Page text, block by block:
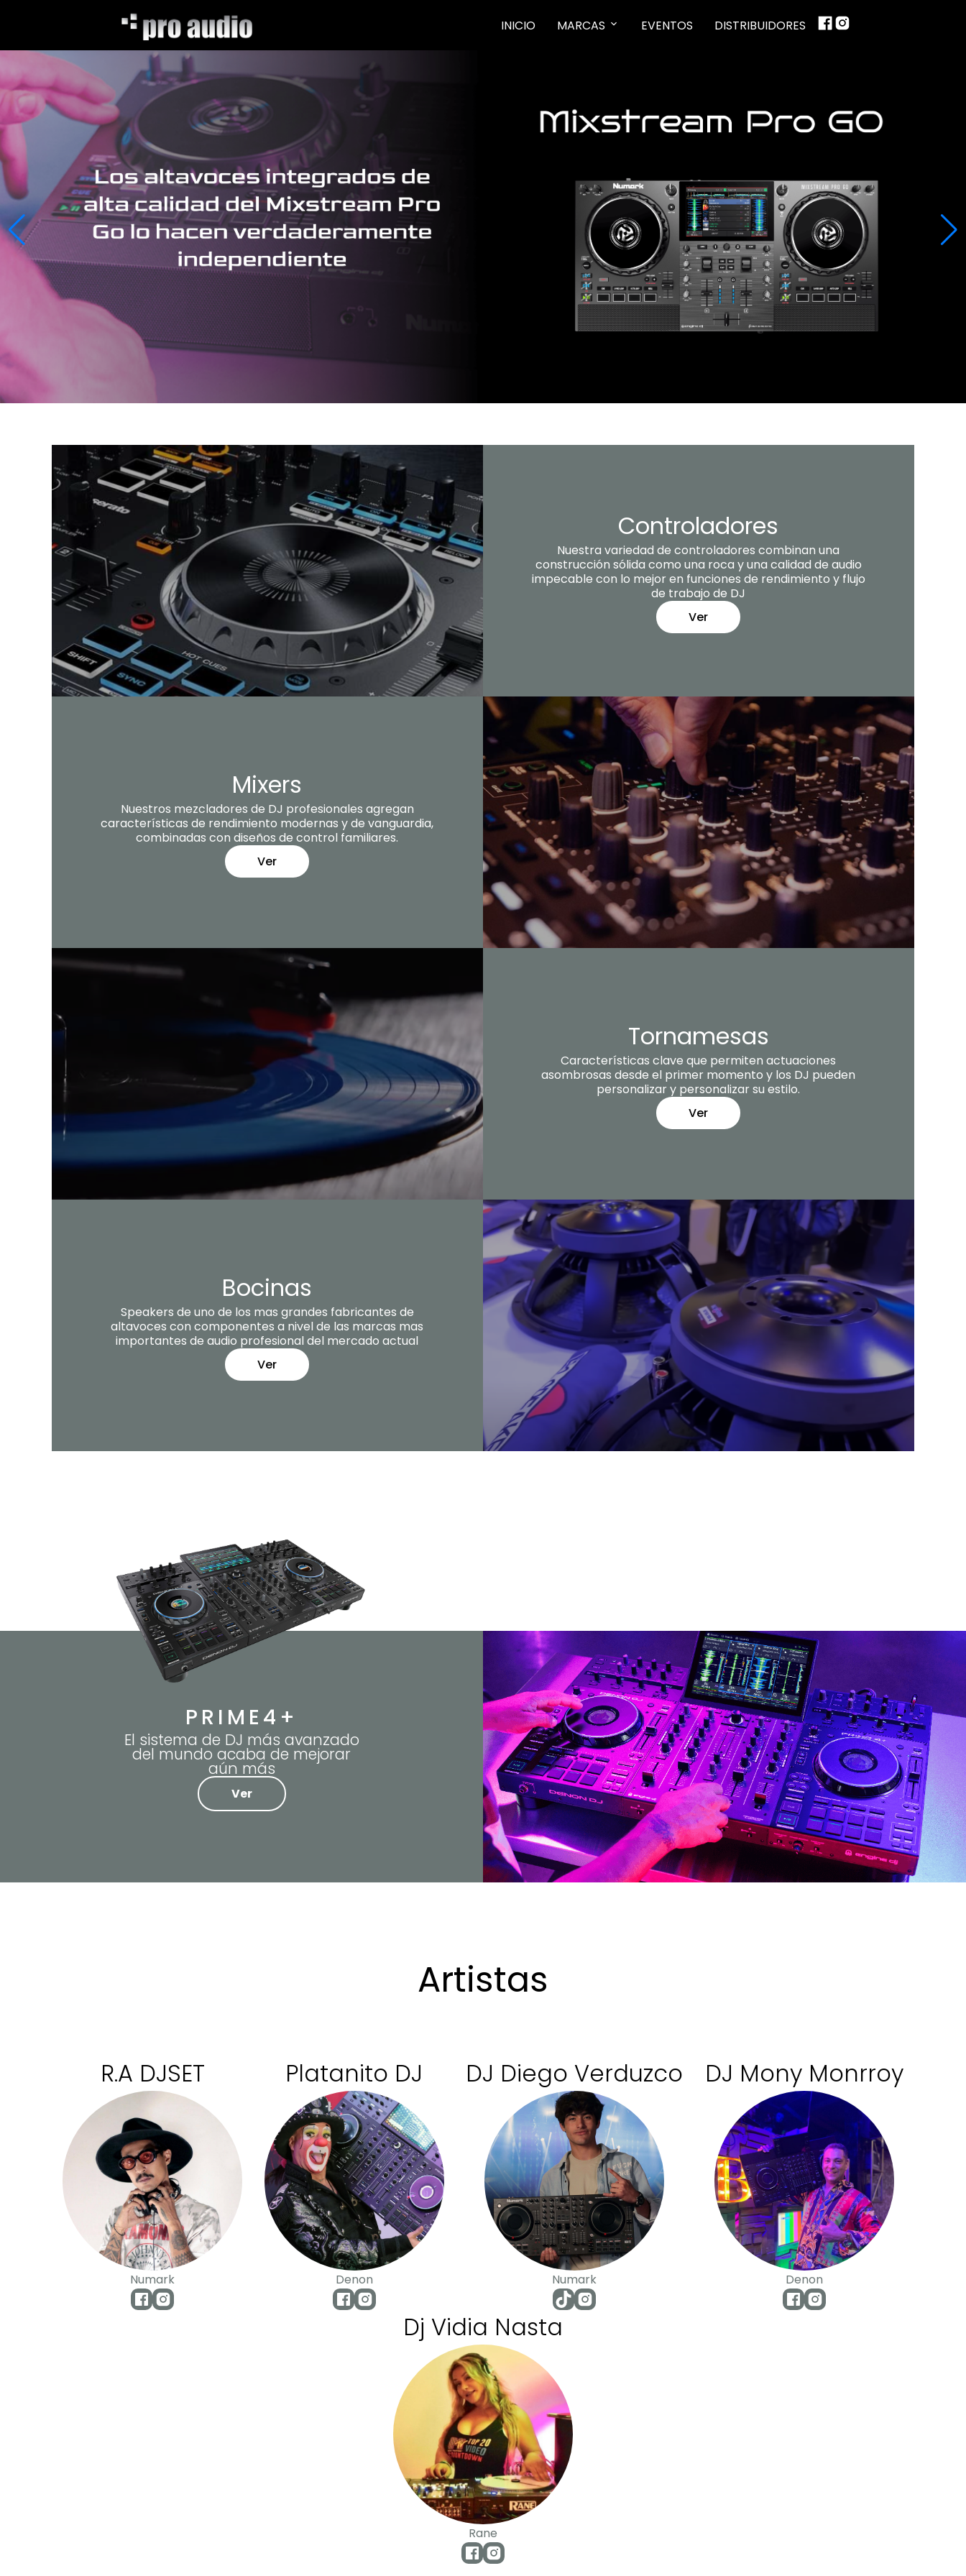
INICIO MARCAS EVENTOS DISTRIBUIDORES
Controladores
Nuestra variedad de controladores combinan una
construcción sólida como una roca y una calidad de audio
impecable con lo mejor en funciones de rendimiento y flujo
de trabajo de DJ
Ver
Mixers
Nuestros mezcladores de DJ profesionales agregan
características de rendimiento modernas y de vanguardia,
combinadas con diseños de control familiares.
Ver
Tornamesas
Características clave que permiten actuaciones
asombrosas desde el primer momento y los DJ pueden
personalizar y personalizar su estilo.
Ver
Bocinas
Speakers de uno de los mas grandes fabricantes de
altavoces con componentes a nivel de las marcas mas
importantes de audio profesional del mercado actual
Ver
PRIME4+
El sistema de DJ más avanzado
del mundo acaba de mejorar
aún más
Ver
Artistas
R.A DJSET
Numark
Platanito DJ
Denon
DJ Diego Verduzco
Numark
DJ Mony Monrroy
Denon
Dj Vidia Nasta
Rane